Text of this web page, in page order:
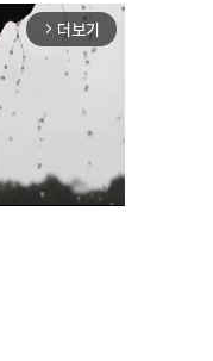
arrow_forward_ios 더보기